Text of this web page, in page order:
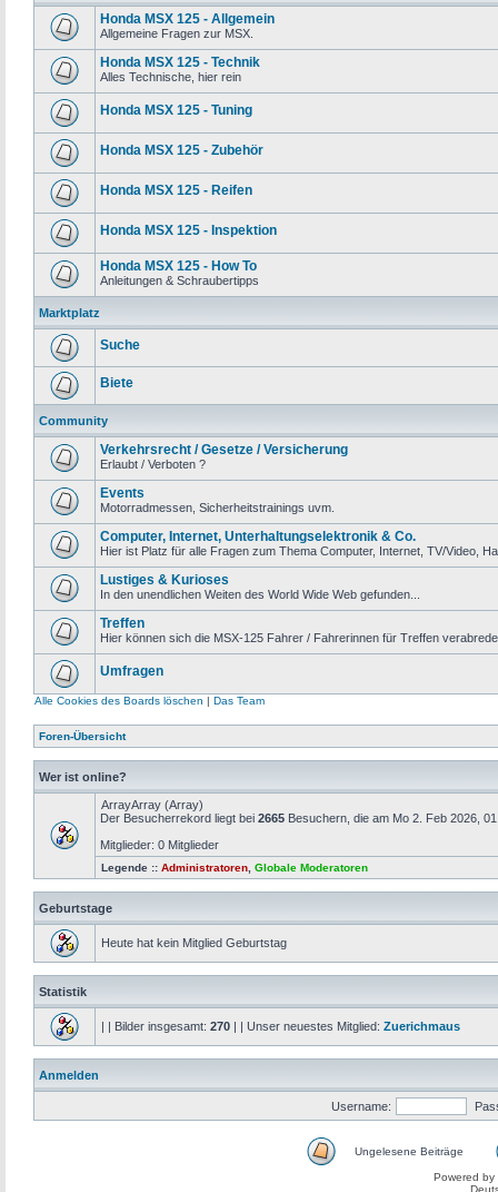
Honda MSX 125 - Allgemein
Allgemeine Fragen zur MSX.
Honda MSX 125 - Technik
Alles Technische, hier rein
Honda MSX 125 - Tuning
Honda MSX 125 - Zubehör
Honda MSX 125 - Reifen
Honda MSX 125 - Inspektion
Honda MSX 125 - How To
Anleitungen & Schraubertipps
Marktplatz
Suche
Biete
Community
Verkehrsrecht / Gesetze / Versicherung
Erlaubt / Verboten ?
Events
Motorradmessen, Sicherheitstrainings uvm.
Computer, Internet, Unterhaltungselektronik & Co.
Hier ist Platz für alle Fragen zum Thema Computer, Internet, TV/Video,
Lustiges & Kurioses
In den unendlichen Weiten des World Wide Web gefunden...
Treffen
Hier können sich die MSX-125 Fahrer / Fahrerinnen für Treffen
Umfragen
Alle Cookies des Boards löschen | Das Team
Foren-Übersicht
Wer ist online?
ArrayArray (Array)
Der Besucherrekord liegt bei 2665 Besuchern, die am Mo 2. Feb 2026,
Mitglieder: 0 Mitglieder
Legende :: Administratoren Globale Moderatoren
Geburtstage
Heute hat kein Mitglied Geburtstag
Statistik
| | Bilder insgesamt: 270 | | Unser neuestes Mitglied: Zuerichmaus
Anmelden
Username:
Ungelesene Beiträge
Powered by